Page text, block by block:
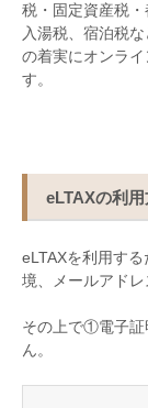
税・固定資産税・
入湯税、宿泊税
の着実にオンラ
す。
eLTAXの利
eLTAXを利用す
境、メールアドレ
その上で①電子
ん。